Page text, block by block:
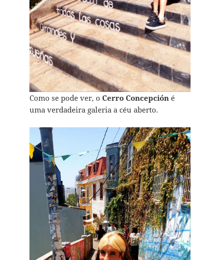
Como se pode ver, o Cerro Concepcióné
uma verdadeira galeria a céu aberto.